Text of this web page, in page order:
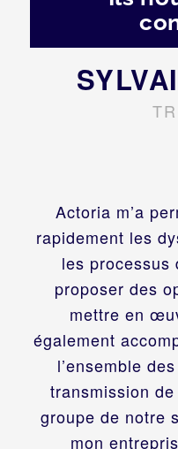
Actoria m’a
rapidement les
les processus
proposer des
mettre en
également
l’ensemble
transmission
groupe de notre
mon